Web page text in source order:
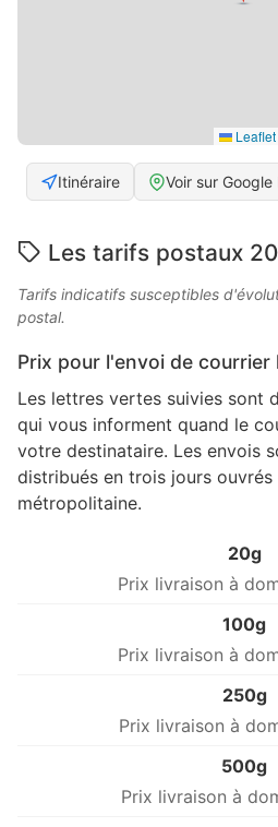
Leaflet
Itinéraire Voir sur Google
Les tarifs postaux
Tarifs indicatifs susceptibles
postal.
Prix pour l'envoi de
Les lettres vertes suivies sont
qui vous informent quand le
votre destinataire. Les envois
distribués en trois jours ouvrés
métropolitaine.
20g
100g
250g
500g